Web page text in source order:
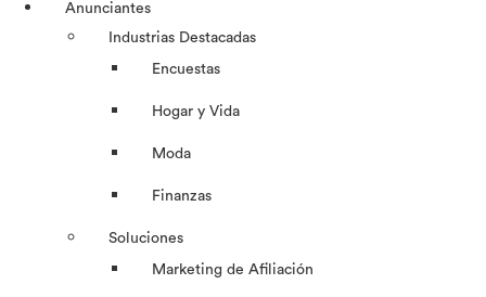
Anunciantes
Industrias Destacadas
Encuestas
Hogar y Vida
Moda
Finanzas
Soluciones
Marketing de Afiliación